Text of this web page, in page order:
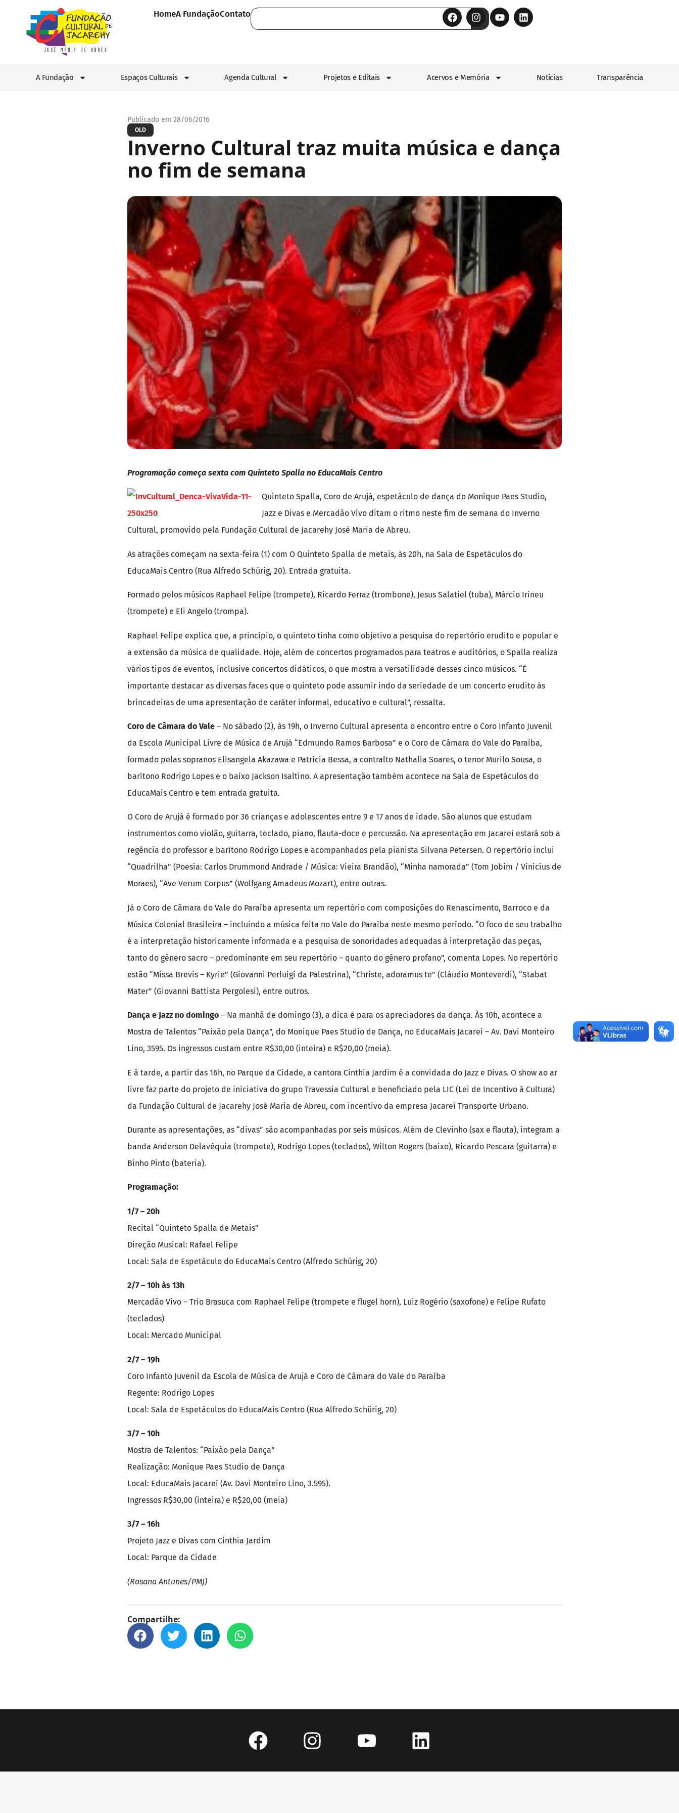
HomeA FundaçãoContato
A Fundação Espaços Culturais Agenda Cultural Projetos e Editais Acervos e Memória Notícias Transparência
Publicado em 28/06/2016
OLD
Inverno Cultural traz muita música e dança
no fim de semana
Programação começa sexta com Quinteto Spalla no EducaMais Centro
Quinteto Spalla, Coro de Arujá, espetáculo de dança do Monique Paes Studio,
Jazz e Divas e Mercadão Vivo ditam o ritmo neste fim de semana do Inverno
Cultural, promovido pela Fundação Cultural de Jacarehy José Maria de Abreu.
As atrações começam na sexta-feira (1) com O Quinteto Spalla de metais, às 20h, na Sala de Espetáculos do
EducaMais Centro (Rua Alfredo Schürig, 20). Entrada gratuita.
Formado pelos músicos Raphael Felipe (trompete), Ricardo Ferraz (trombone), Jesus Salatiel (tuba), Márcio Irineu
(trompete) e Eli Angelo (trompa).
Raphael Felipe explica que, a princípio, o quinteto tinha como objetivo a pesquisa do repertório erudito e popular e
a extensão da música de qualidade. Hoje, além de concertos programados para teatros e auditórios, o Spalla realiza
vários tipos de eventos, inclusive concertos didáticos, o que mostra a versatilidade desses cinco músicos. “É
importante destacar as diversas faces que o quinteto pode assumir indo da seriedade de um concerto erudito às
brincadeiras de uma apresentação de caráter informal, educativo e cultural”, ressalta.
Coro de Câmara do Vale – No sábado (2), às 19h, o Inverno Cultural apresenta o encontro entre o Coro Infanto Juvenil
da Escola Municipal Livre de Música de Arujá “Edmundo Ramos Barbosa” e o Coro de Câmara do Vale do Paraíba,
formado pelas sopranos Elisangela Akazawa e Patrícia Bessa, a contralto Nathalia Soares, o tenor Murilo Sousa, o
barítono Rodrigo Lopes e o baixo Jackson Isaltino. A apresentação também acontece na Sala de Espetáculos do
EducaMais Centro e tem entrada gratuita.
O Coro de Arujá é formado por 36 crianças e adolescentes entre 9 e 17 anos de idade. São alunos que estudam
instrumentos como violão, guitarra, teclado, piano, flauta-doce e percussão. Na apresentação em Jacareí estará sob a
regência do professor e barítono Rodrigo Lopes e acompanhados pela pianista Silvana Petersen. O repertório inclui
“Quadrilha” (Poesia: Carlos Drummond Andrade / Música: Vieira Brandão), “Minha namorada” (Tom Jobim / Vinicius de
Moraes), “Ave Verum Corpus” (Wolfgang Amadeus Mozart), entre outras.
Já o Coro de Câmara do Vale do Paraíba apresenta um repertório com composições do Renascimento, Barroco e da
Música Colonial Brasileira – incluindo a música feita no Vale do Paraíba neste mesmo período. “O foco de seu trabalho
é a interpretação historicamente informada e a pesquisa de sonoridades adequadas à interpretação das peças,
tanto do gênero sacro – predominante em seu repertório – quanto do gênero profano”, comenta Lopes. No repertório
estão “Missa Brevis – Kyrie” (Giovanni Perluigi da Palestrina), “Christe, adoramus te” (Cláudio Monteverdi), “Stabat
Mater” (Giovanni Battista Pergolesi), entre outros.
Dança e Jazz no domingo – Na manhã de domingo (3), a dica é para os apreciadores da dança. Às 10h, acontece a
Mostra de Talentos “Paixão pela Dança”, do Monique Paes Studio de Dança, no EducaMais Jacareí – Av. Davi Monteiro
Lino, 3595. Os ingressos custam entre R$30,00 (inteira) e R$20,00 (meia).
E à tarde, a partir das 16h, no Parque da Cidade, a cantora Cinthia Jardim é a convidada do Jazz e Divas. O show ao ar
livre faz parte do projeto de iniciativa do grupo Travessia Cultural e beneficiado pela LIC (Lei de Incentivo à Cultura)
da Fundação Cultural de Jacarehy José Maria de Abreu, com incentivo da empresa Jacareí Transporte Urbano.
Durante as apresentações, as “divas” são acompanhadas por seis músicos. Além de Clevinho (sax e flauta), integram a
banda Anderson Delavéquia (trompete), Rodrigo Lopes (teclados), Wilton Rogers (baixo), Ricardo Pescara (guitarra) e
Binho Pinto (bateria).
Programação:
1/7 – 20h
Recital “Quinteto Spalla de Metais”
Direção Musical: Rafael Felipe
Local: Sala de Espetáculo do EducaMais Centro (Alfredo Schürig, 20)
2/7 – 10h às 13h
Mercadão Vivo – Trio Brasuca com Raphael Felipe (trompete e flugel horn), Luiz Rogério (saxofone) e Felipe Rufato
(teclados)
Local: Mercado Municipal
2/7 – 19h
Coro Infanto Juvenil da Escola de Música de Arujá e Coro de Câmara do Vale do Paraíba
Regente: Rodrigo Lopes
Local: Sala de Espetáculos do EducaMais Centro (Rua Alfredo Schürig, 20)
3/7 – 10h
Mostra de Talentos: “Paixão pela Dança”
Realização: Monique Paes Studio de Dança
Local: EducaMais Jacareí (Av. Davi Monteiro Lino, 3.595).
Ingressos R$30,00 (inteira) e R$20,00 (meia)
3/7 – 16h
Projeto Jazz e Divas com Cinthia Jardim
Local: Parque da Cidade
(Rosana Antunes/PMJ)
Compartilhe: